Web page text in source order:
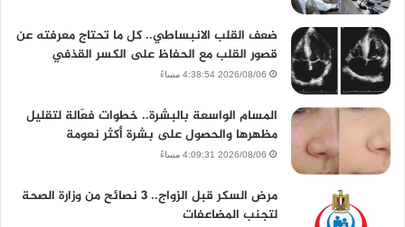
ضعف القلب الانبساطي.. كل ما تحتاج معرفته عن
قصور القلب مع الحفاظ على الكسر القذفي
2026/08/06 4:38:54 مساءً
المسام الواسعة بالبشرة.. خطوات فعّالة لتقليل
مظهرها والحصول على بشرة أكثر نعومة
2026/08/06 4:09:31 مساءً
مرض السكر قبل الزواج.. 3 نصائح من وزارة الصحة
لتجنب المضاعفات